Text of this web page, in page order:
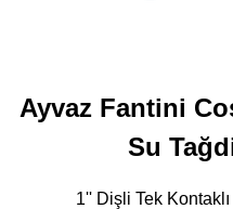
Ayvaz Fantini
Su
1'' Dişli Tek